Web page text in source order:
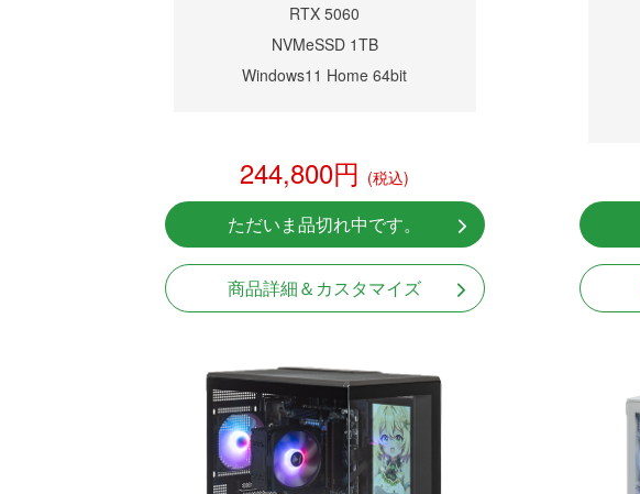
RTX 5060
NVMeSSD 1TB
Windows11 Home 64bit
244,800円 (税込)
ただいま品切れ中です。
商品詳細＆カスタマイズ